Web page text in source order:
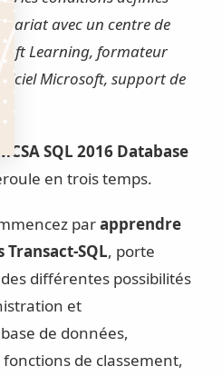
avec un centre de
Learning, formateur
Microsoft, support de
SQL 2016 Database
en trois temps.
parapprendre
SQL, porte
différentes possibilités
et
de données,
de classement,